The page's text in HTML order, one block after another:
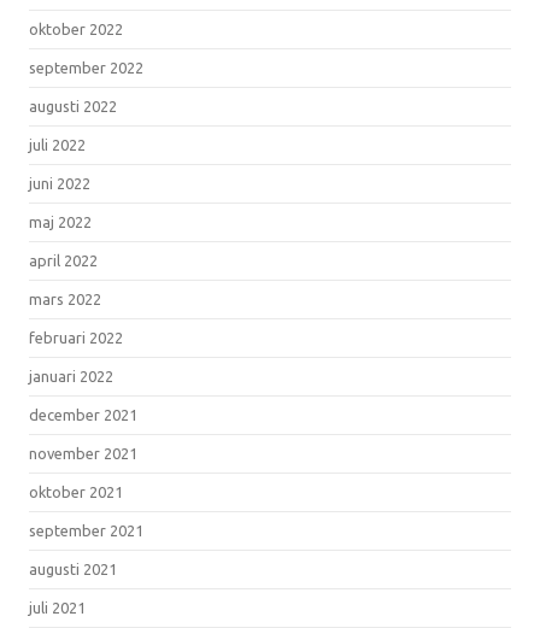
oktober 2022
september 2022
augusti 2022
juli 2022
juni 2022
maj 2022
april 2022
mars 2022
februari 2022
januari 2022
december 2021
november 2021
oktober 2021
september 2021
augusti 2021
juli 2021